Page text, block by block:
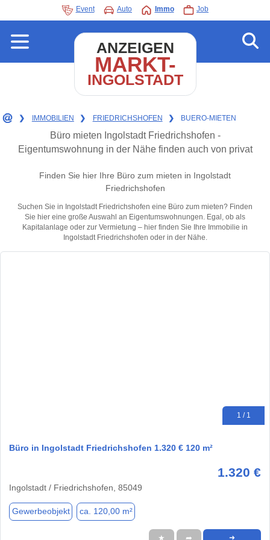
Event Auto Immo Job
ANZEIGEN
MARKT-
INGOLSTADT
❯ IMMOBILIEN ❯ FRIEDRICHSHOFEN ❯ BUERO-MIETEN
Büro mieten Ingolstadt Friedrichshofen -
Eigentumswohnung in der Nähe finden auch von privat
Finden Sie hier Ihre Büro zum mieten in Ingolstadt
Friedrichshofen
Suchen Sie in Ingolstadt Friedrichshofen eine Büro zum mieten? Finden
Sie hier eine große Auswahl an Eigentumswohnungen. Egal, ob als
Kapitalanlage oder zur Vermietung – hier finden Sie Ihre Immobilie in
Ingolstadt Friedrichshofen oder in der Nähe.
1 / 1
Büro in Ingolstadt Friedrichshofen 1.320 € 120 m²
1.320 €
Ingolstadt / Friedrichshofen, 85049
Gewerbeobjekt ca. 120,00 m²
★ ➦ ➜